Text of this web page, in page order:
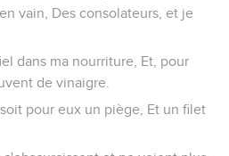
vain, Des consolateurs, et je
dans ma nourriture, Et, pour
de vinaigre.
pour eux un piège, Et un filet